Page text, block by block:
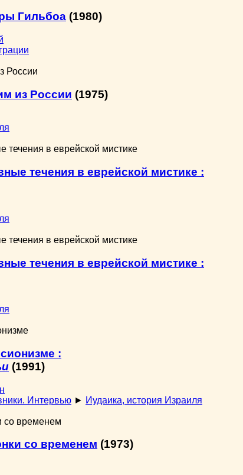
Гильбоа (1980)
из России (1975)
течения в еврейской мистике :
течения в еврейской мистике :
:
(1991)
Интервью ► Иудаика, история Израиля
со временем (1973)